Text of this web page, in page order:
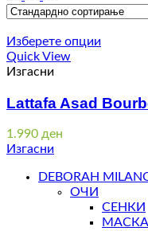
Изберете опции
Quick View
Изгасни
Lattafa Asad
1.990 ден
Изгасни
DEBORAH
ОЧИ
СЕНКИ